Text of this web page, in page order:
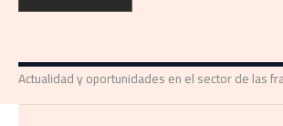
Actualidad y oportunidades en el sector de las